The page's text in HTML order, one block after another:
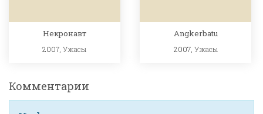
Некронавт
2007,Ужасы
Angkerbatu
2007, Ужасы
Комментарии